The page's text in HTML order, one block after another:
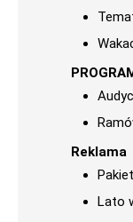
Reklama
Lato